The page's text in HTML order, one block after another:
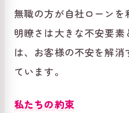
無職の方が自社ローン
明瞭さは大きな不安要
は、お客様の不安を解
ています。
私たちの約束